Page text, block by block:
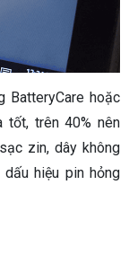
BatteryCare hoặc
tốt, trên 40% nên
zin, dây không
hiệu pin hỏng